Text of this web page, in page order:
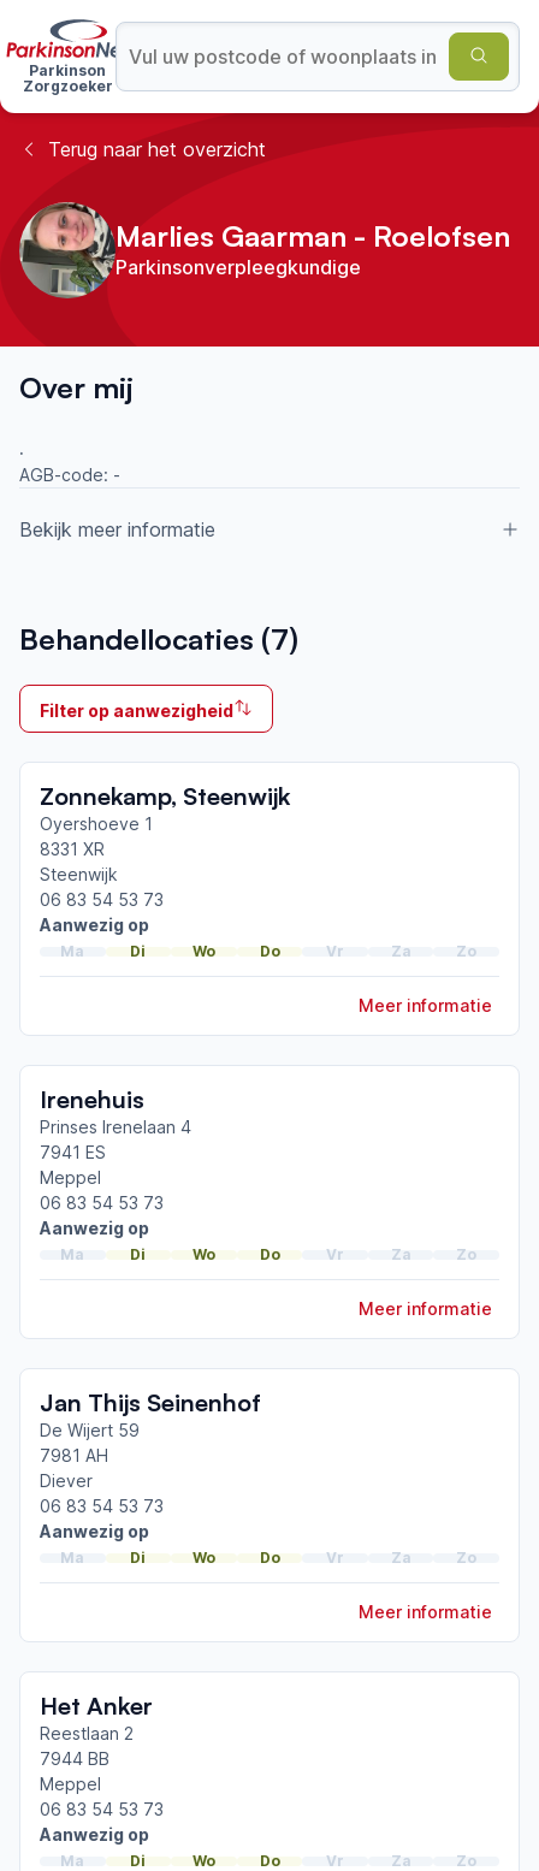
Parkinson
Zorgzoeker
Terug naar het overzicht
Marlies Gaarman - Roelofsen
Parkinsonverpleegkundige
Over mij
.
AGB-code: -
Bekijk meer informatie
2021
Ik behandel
Op locatie
netwerk
Steenwijk - Meppel
Afgeronde ParkinsonNet-scholingen
ParkinsonNet congres 2026
Online workshop nieuwe paramedische richtlijn
ParkinsonNet congres 2025
Behandellocaties (7)
Filter op aanwezigheid
Zonnekamp, Steenwijk
Oyershoeve 1
8331 XR
Steenwijk
06 83 54 53 73
Aanwezig op
Ma Di Wo Do Vr Za Zo
Meer informatie
Irenehuis
Prinses Irenelaan 4
7941 ES
Meppel
06 83 54 53 73
Aanwezig op
Ma Di Wo Do Vr Za Zo
Meer informatie
Jan Thijs Seinenhof
De Wijert 59
7981 AH
Diever
06 83 54 53 73
Aanwezig op
Ma Di Wo Do Vr Za Zo
Meer informatie
Het Anker
Reestlaan 2
7944 BB
Meppel
06 83 54 53 73
Aanwezig op
Ma Di Wo Do Vr Za Zo